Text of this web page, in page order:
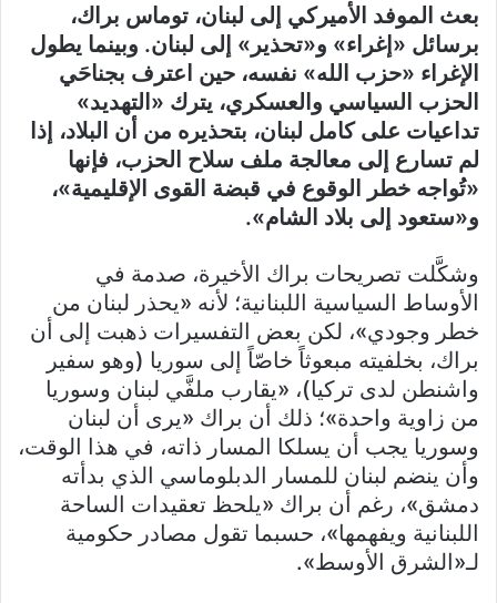
بعث الموفد الأميركي إلى لبنان، توماس براك،
برسائل «إغراء» و«تحذير» إلى لبنان. وبينما يطول
الإغراء «حزب الله» نفسه، حين اعترف بجناحَي
الحزب السياسي والعسكري، يترك «التهديد»
تداعيات على كامل لبنان، بتحذيره من أن البلاد، إذا
لم تسارع إلى معالجة ملف سلاح الحزب، فإنها
«تُواجه خطر الوقوع في قبضة القوى الإقليمية»،
و«ستعود إلى بلاد الشام».
وشكَّلت تصريحات براك الأخيرة، صدمة في
الأوساط السياسية اللبنانية؛ لأنه «يحذر لبنان من
خطر وجودي»، لكن بعض التفسيرات ذهبت إلى أن
براك، بخلفيته مبعوثاً خاصّاً إلى سوريا (وهو سفير
واشنطن لدى تركيا)، «يقارب ملفَّي لبنان وسوريا
من زاوية واحدة»؛ ذلك أن براك «يرى أن لبنان
وسوريا يجب أن يسلكا المسار ذاته، في هذا الوقت،
وأن ينضم لبنان للمسار الدبلوماسي الذي بدأته
دمشق»، رغم أن براك «يلحظ تعقيدات الساحة
اللبنانية ويفهمها»، حسبما تقول مصادر حكومية
لـ«الشرق الأوسط».